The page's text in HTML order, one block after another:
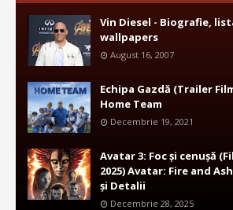
Vin Diesel - Biografie,
wallpapers
August 16, 2007
Echipa Gazdă (Trailer
Home Team
Decembrie 19, 2021
Avatar 3: Foc și cenușă
2025) Avatar: Fire and
și Detalii
Decembrie 28, 2025